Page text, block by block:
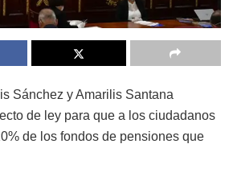
Sánchez y Amarilis Santana
de ley para que a los ciudadanos
de los fondos de pensiones que